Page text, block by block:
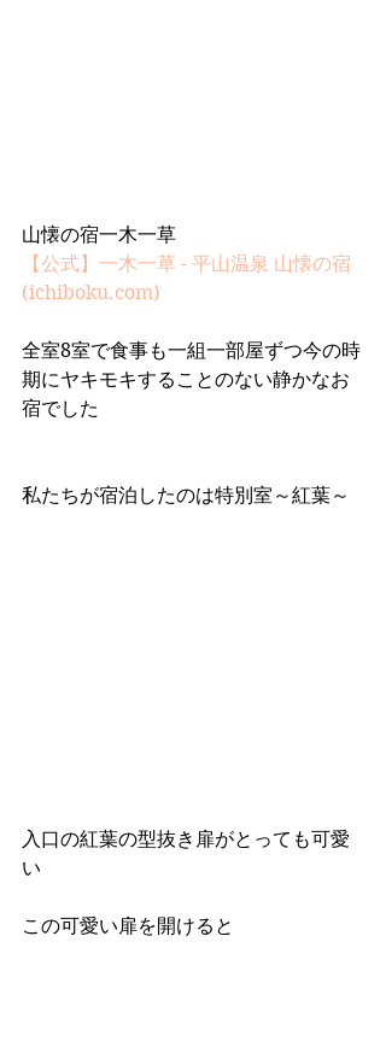
山懐の宿一木一草
【公式】一木一草 - 平山温泉 山懐の宿
(ichiboku.com)
全室8室で食事も一組一部屋ずつ今の時
期にヤキモキすることのない静かなお
宿でした
私たちが宿泊したのは特別室～紅葉～
入口の紅葉の型抜き扉がとっても可愛
い
この可愛い扉を開けると